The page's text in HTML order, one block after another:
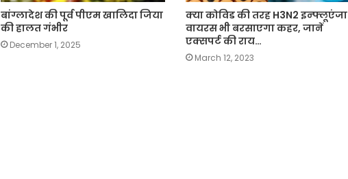
बांग्लादेश की पूर्व पीएम खालिदा जिया
की हालत गंभीर
December 1, 2025
क्या कोविड की तरह H3N2 इन्फ्लूएंजा
वायरस भी बरसाएगा कहर, जानें
एक्सपर्ट की राय…
March 12, 2023